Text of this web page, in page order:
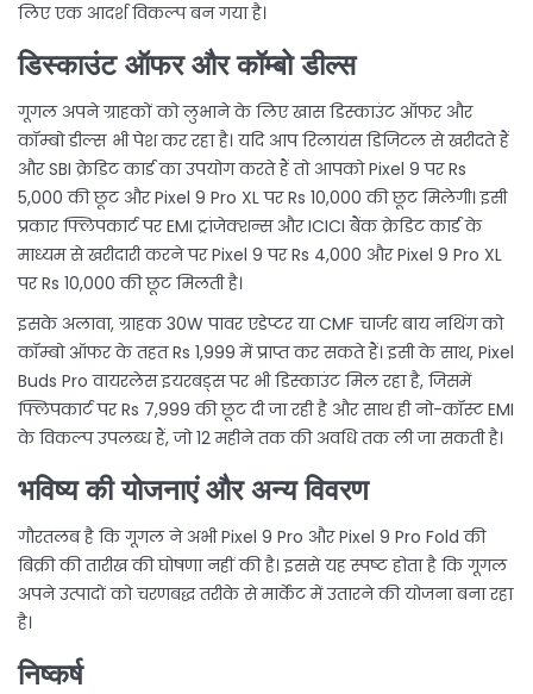
लिए एक आदर्श विकल्प बन गया है।
डिस्काउंट ऑफर और कॉम्बो डील्स
गूगल अपने ग्राहकों को लुभाने के लिए खास डिस्काउंट ऑफर और
कॉम्बो डील्स भी पेश कर रहा है। यदि आप रिलायंस डिजिटल से खरीदते हैं
और SBI क्रेडिट कार्ड का उपयोग करते हैं तो आपको Pixel 9 पर Rs
5,000 की छूट और Pixel 9 Pro XL पर Rs 10,000 की छूट मिलेगी। इसी
प्रकार फ्लिपकार्ट पर EMI ट्रांजेक्शन्स और ICICI बैंक क्रेडिट कार्ड के
माध्यम से खरीदारी करने पर Pixel 9 पर Rs 4,000 और Pixel 9 Pro XL
पर Rs 10,000 की छूट मिलती है।
इसके अलावा, ग्राहक 30W पावर एडेप्टर या CMF चार्जर बाय नथिंग को
कॉम्बो ऑफर के तहत Rs 1,999 में प्राप्त कर सकते हैं। इसी के साथ, Pixel
Buds Pro वायरलेस इयरबड्स पर भी डिस्काउंट मिल रहा है, जिसमें
फ्लिपकार्ट पर Rs 7,999 की छूट दी जा रही है और साथ ही नो-कॉस्ट EMI
के विकल्प उपलब्ध हैं, जो 12 महीने तक की अवधि तक ली जा सकती है।
भविष्य की योजनाएं और अन्य विवरण
गौरतलब है कि गूगल ने अभी Pixel 9 Pro और Pixel 9 Pro Fold की
बिक्री की तारीख की घोषणा नहीं की है। इससे यह स्पष्ट होता है कि गूगल
अपने उत्पादों को चरणबद्ध तरीके से मार्केट में उतारने की योजना बना रहा
है।
निष्कर्ष